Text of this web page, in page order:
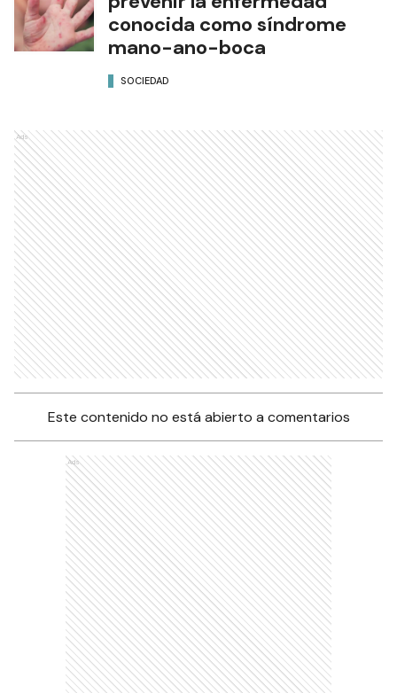
conocida como síndrome
mano-ano-boca
SOCIEDAD
Ads
Este contenido no está abierto a comentarios
Ads